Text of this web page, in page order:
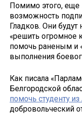
Помимо этого, еще
возможность
Гладков. Они будут
«решить огромное
помочь раненым и
выполнения
Как писала
Белгородской
помочь студенту
добровольческий